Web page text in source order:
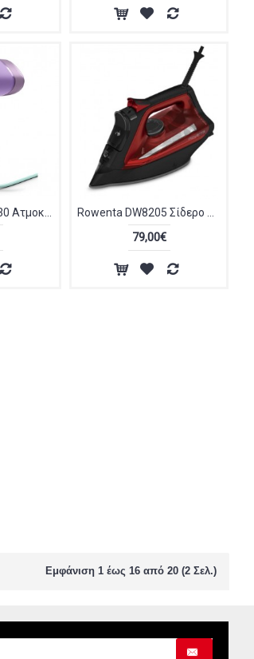
79,00€
Εμφάνιση 1 έως 16 από 20 (2 Σελ.)